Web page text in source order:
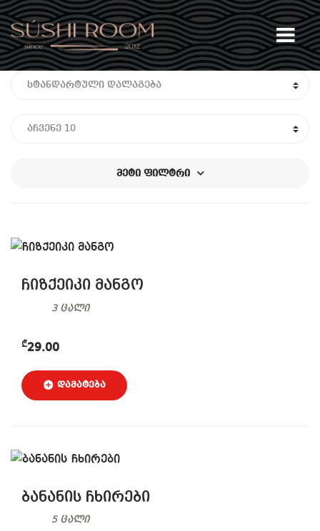
Skip
to
navigation
Skip
to
content
მეტი ფილტრი
ჩიზქეიკი მანგო
3 ცალი
₾29.00
ბანანის ჩხირები
5 ცალი